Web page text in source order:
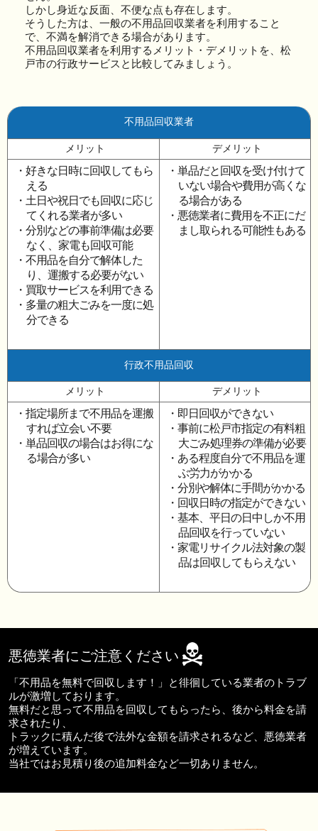
しかし身近な反面、不便な点も存在します。
そうした方は、一般の不用品回収業者を利用すること
で、不満を解消できる場合があります。
不用品回収業者を利用するメリット・デメリットを、松
戸市の行政サービスと比較してみましょう。
不用品回収業者
メリット デメリット
・好きな日時に回収してもら
える
・土日や祝日でも回収に応じ
てくれる業者が多い
・分別などの事前準備は必要
なく、家電も回収可能
・不用品を自分で解体した
り、運搬する必要がない
・買取サービスを利用できる
・多量の粗大ごみを一度に処
分できる
・単品だと回収を受け付けて
いない場合や費用が高くな
る場合がある
・悪徳業者に費用を不正にだ
まし取られる可能性もある
行政不用品回収
メリット デメリット
・指定場所まで不用品を運搬
すれば立会い不要
・単品回収の場合はお得にな
る場合が多い
・即日回収ができない
・事前に松戸市指定の有料粗
大ごみ処理券の準備が必要
・ある程度自分で不用品を運
ぶ労力がかかる
・分別や解体に手間がかかる
・回収日時の指定ができない
・基本、平日の日中しか不用
品回収を行っていない
・家電リサイクル法対象の製
品は回収してもらえない
悪徳業者にご注意ください
「不用品を無料で回収します！」と徘徊している業者のトラブ
ルが激増しております。
無料だと思って不用品を回収してもらったら、後から料金を請
求されたり、
トラックに積んだ後で法外な金額を請求されるなど、悪徳業者
が増えています。
当社ではお見積り後の追加料金など一切ありません。